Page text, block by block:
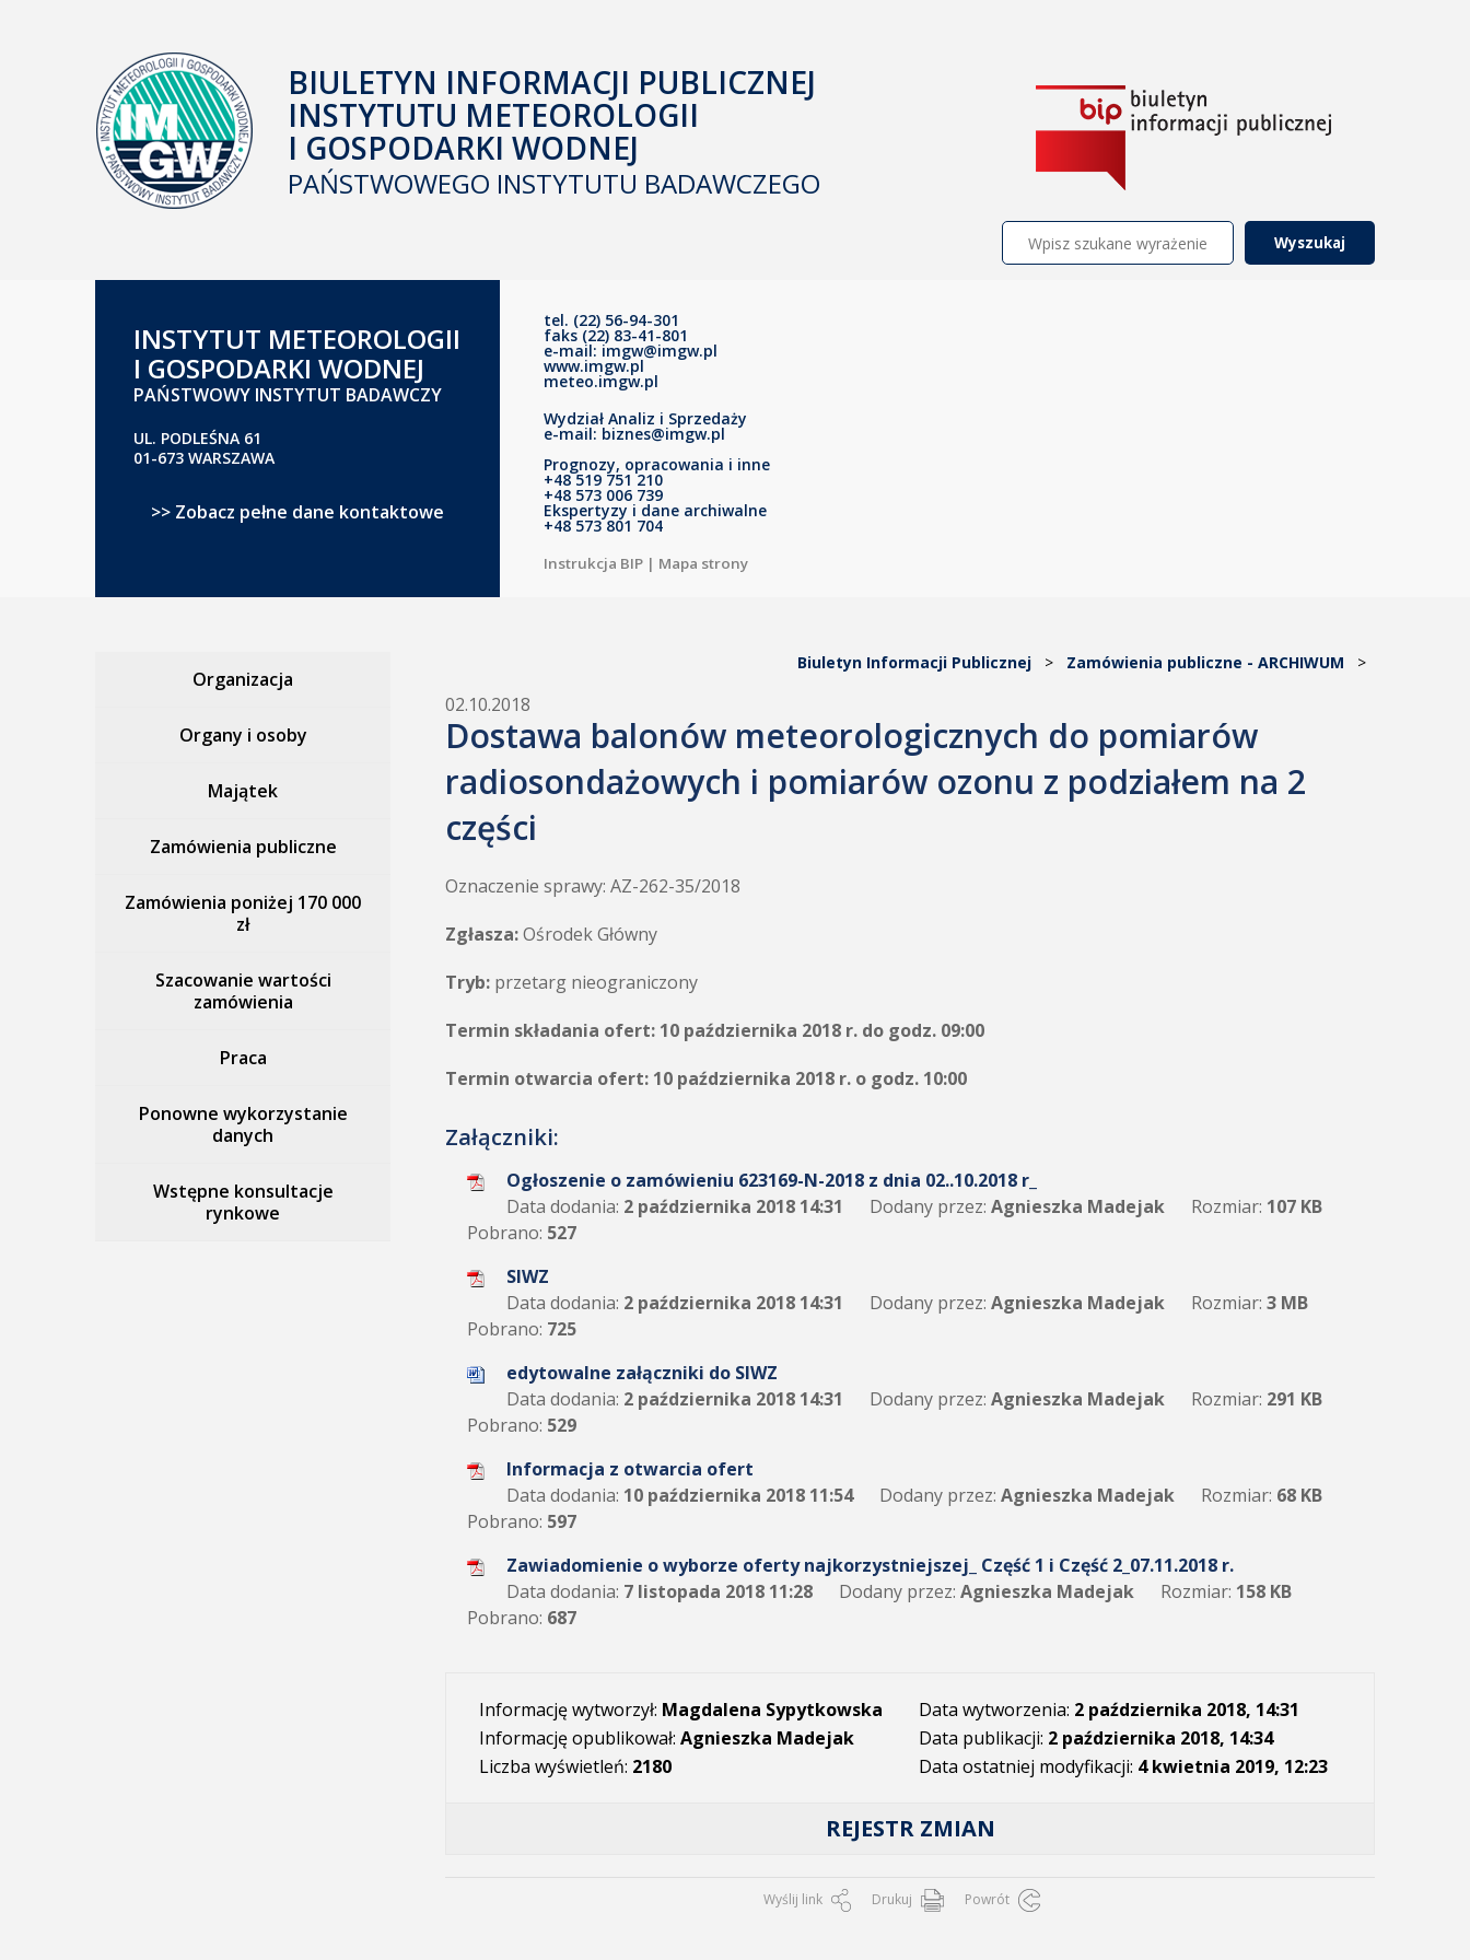
BIULETYN INFORMACJI PUBLICZNEJ
INSTYTUTU METEOROLOGII
I GOSPODARKI WODNEJ
PAŃSTWOWEGO INSTYTUTU BADAWCZEGO
Szukaj:
INSTYTUT METEOROLOGII
I GOSPODARKI WODNEJ
PAŃSTWOWY INSTYTUT BADAWCZY
UL. PODLEŚNA 61
01-673 WARSZAWA
>> Zobacz pełne dane kontaktowe
tel. (22) 56-94-301
faks (22) 83-41-801
e-mail: imgw@imgw.pl
www.imgw.pl
meteo.imgw.pl
Wydział Analiz i Sprzedaży
e-mail: biznes@imgw.pl
Prognozy, opracowania i inne
+48 519 751 210
+48 573 006 739
Ekspertyzy i dane archiwalne
+48 573 801 704
Instrukcja BIP | Mapa strony
Organizacja
Organy i osoby
Majątek
Zamówienia publiczne
Zamówienia poniżej 170 000
zł
Szacowanie wartości
zamówienia
Praca
Ponowne wykorzystanie
danych
Wstępne konsultacje
rynkowe
Biuletyn Informacji Publicznej > Zamówienia publiczne - ARCHIWUM >
02.10.2018
Dostawa balonów meteorologicznych do pomiarów
radiosondażowych i pomiarów ozonu z podziałem na 2
części
Oznaczenie sprawy: AZ-262-35/2018
Zgłasza:Ośrodek Główny
Tryb: przetarg nieograniczony
Termin składania ofert: 10 października 2018 r. do godz. 09:00
Termin otwarcia ofert: 10 października 2018 r. o godz. 10:00
Załączniki:
Ogłoszenie o zamówieniu 623169-N-2018 z dnia 02..10.2018 r_
Data dodania: 2 października 2018 14:31 Dodany przez: Agnieszka Madejak Rozmiar: 107 KB
Pobrano: 527
SIWZ
Data dodania: 2 października 2018 14:31 Dodany przez: Agnieszka Madejak Rozmiar: 3 MB
Pobrano: 725
edytowalne załączniki do SIWZ
Data dodania: 2 października 2018 14:31 Dodany przez: Agnieszka Madejak Rozmiar: 291 KB
Pobrano: 529
Informacja z otwarcia ofert
Data dodania: 10 października 2018 11:54 Dodany przez: Agnieszka Madejak Rozmiar: 68 KB
Pobrano: 597
Zawiadomienie o wyborze oferty najkorzystniejszej_ Część 1 i Część 2_07.11.2018 r.
Data dodania: 7 listopada 2018 11:28 Dodany przez: Agnieszka Madejak Rozmiar: 158 KB
Pobrano: 687
Informację wytworzył: Magdalena Sypytkowska
Informację opublikował: Agnieszka Madejak
Liczba wyświetleń: 2180
Data wytworzenia: 2 października 2018, 14:31
Data publikacji: 2 października 2018, 14:34
Data ostatniej modyfikacji: 4 kwietnia 2019, 12:23
REJESTR ZMIAN
Wyślij link Drukuj Powrót